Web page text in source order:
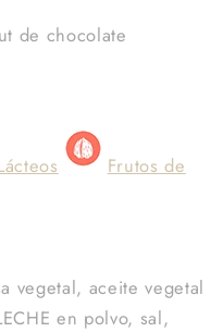
de chocolate
Frutos de
vegetal, aceite vegetal
en polvo, sal,